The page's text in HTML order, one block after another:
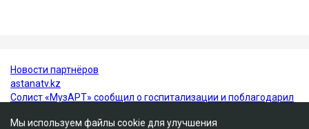
Мы используем файлы cookie для улучшения